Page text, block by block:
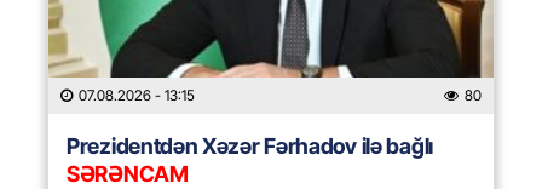
07.08.2026 - 13:15 80
Prezidentdən Xəzər Fərhadov ilə bağlı
SƏRƏNCAM